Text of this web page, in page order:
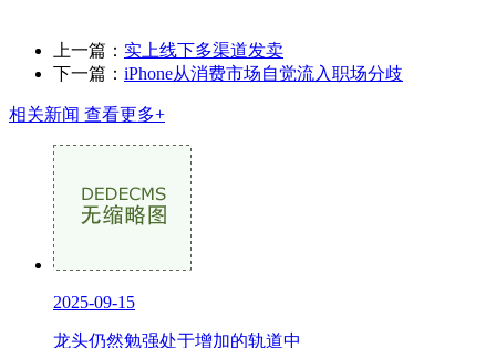
上一篇： 实上线下多渠道发卖
下一篇： iPhone从消费市场自觉流入职场分歧
相关新闻 查看更多+
2025-09-15
龙头仍然勉强处于增加的轨道中